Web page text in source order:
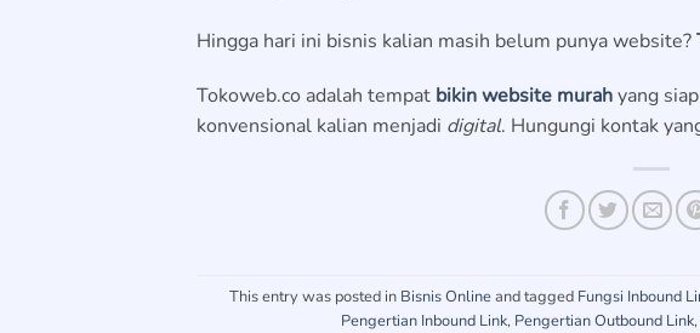
Hingga hari ini bisnis kalian masih belum punya website?
Tokoweb.co adalah tempat bikin website murahyang
konvensional kalian menjadi digital. Hungungi kontak
This entry was posted in Bisnis Onlineand tagged Fungsi Inbound
Pengertian Inbound Link, Pengertian Outbound Link,